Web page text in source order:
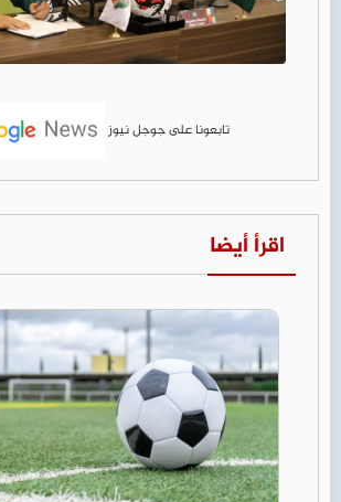
تابعونا على جوجل نيوز
اقرأ أيضا